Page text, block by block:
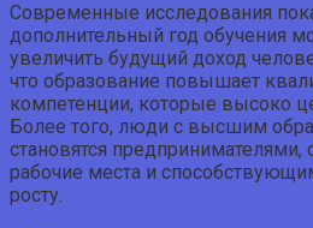
Современные исследования
дополнительный год обучения
увеличить будущий доход
что образование повышает
компетенции, которые высоко
Более того, люди с высшим
становятся
рабочие места и
росту.